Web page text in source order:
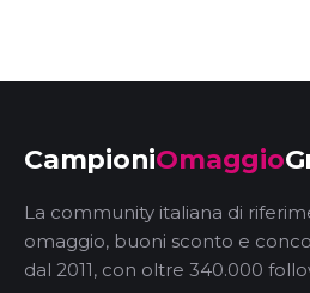
CampioniOmaggio
La community italiana di
omaggio, buoni sconto e
dal 2011, con oltre 340.000